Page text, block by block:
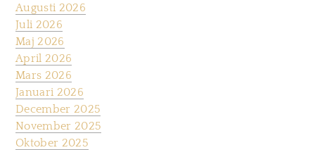
Augusti 2026
Juli 2026
Maj 2026
April 2026
Mars 2026
Januari 2026
December 2025
November 2025
Oktober 2025